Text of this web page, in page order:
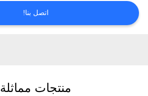
خريطة
الموقع
اتصل بنا!
منتجات مماثلة